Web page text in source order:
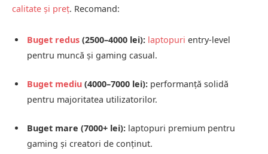
calitate și preț. Recomand:
Buget redus (2500–4000 lei): laptopuri entry-level
pentru muncă și gaming casual.
Buget mediu (4000–7000 lei): performanță solidă
pentru majoritatea utilizatorilor.
Buget mare (7000+ lei): laptopuri premium pentru
gaming și creatori de conținut.